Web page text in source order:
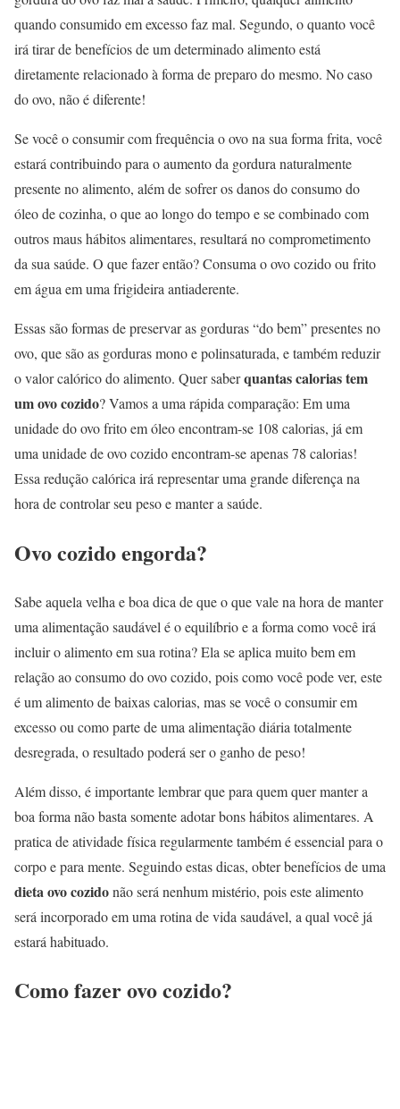
quando consumido em excesso faz mal. Segundo, o quanto você
irá tirar de benefícios de um determinado alimento está
diretamente relacionado à forma de preparo do mesmo. No caso
do ovo, não é diferente!
Se você o consumir com frequência o ovo na sua forma frita, você
estará contribuindo para o aumento da gordura naturalmente
presente no alimento, além de sofrer os danos do consumo do
óleo de cozinha, o que ao longo do tempo e se combinado com
outros maus hábitos alimentares, resultará no comprometimento
da sua saúde. O que fazer então? Consuma o ovo cozido ou frito
em água em uma frigideira antiaderente.
Essas são formas de preservar as gorduras “do bem” presentes no
ovo, que são as gorduras mono e polinsaturada, e também reduzir
o valor calórico do alimento. Quer saberquantas calorias tem
um ovo cozido? Vamos a uma rápida comparação: Em uma
unidade do ovo frito em óleo encontram-se 108 calorias, já em
uma unidade de ovo cozido encontram-se apenas 78 calorias!
Essa redução calórica irá representar uma grande diferença na
hora de controlar seu peso e manter a saúde.
Ovo cozido engorda?
Sabe aquela velha e boa dica de que o que vale na hora de manter
uma alimentação saudável é o equilíbrio e a forma como você irá
incluir o alimento em sua rotina? Ela se aplica muito bem em
relação ao consumo do ovo cozido, pois como você pode ver, este
é um alimento de baixas calorias, mas se você o consumir em
excesso ou como parte de uma alimentação diária totalmente
desregrada, o resultado poderá ser o ganho de peso!
Além disso, é importante lembrar que para quem quer manter a
boa forma não basta somente adotar bons hábitos alimentares. A
pratica de atividade física regularmente também é essencial para o
corpo e para mente. Seguindo estas dicas, obter benefícios de uma
dieta ovo cozidonão será nenhum mistério, pois este alimento
será incorporado em uma rotina de vida saudável, a qual você já
estará habituado.
Como fazer ovo cozido?